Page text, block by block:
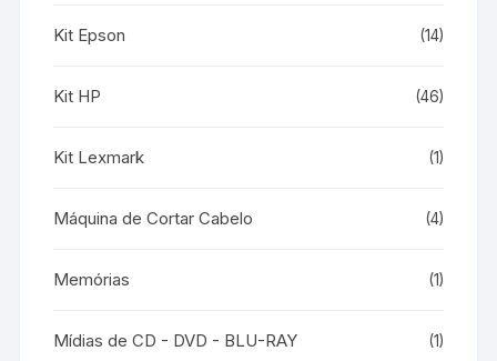
Kit Epson (14)
Kit HP (46)
Kit Lexmark (1)
Máquina de Cortar Cabelo (4)
Memórias (1)
Mídias de CD - DVD - BLU-RAY (1)